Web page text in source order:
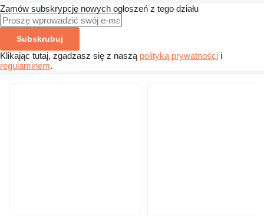
Zamów subskrypcję nowych ogłoszeń z tego działu
Subskrubuj
Klikając tutaj, zgadzasz się z naszą polityką prywatności i
regulaminem.